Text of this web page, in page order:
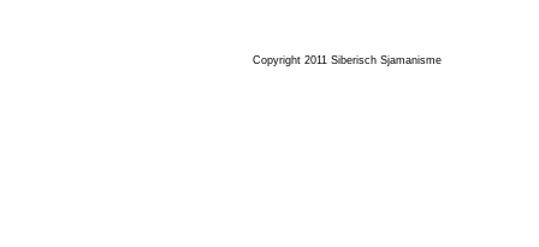
Copyright 2011 Siberisch Sjamanisme